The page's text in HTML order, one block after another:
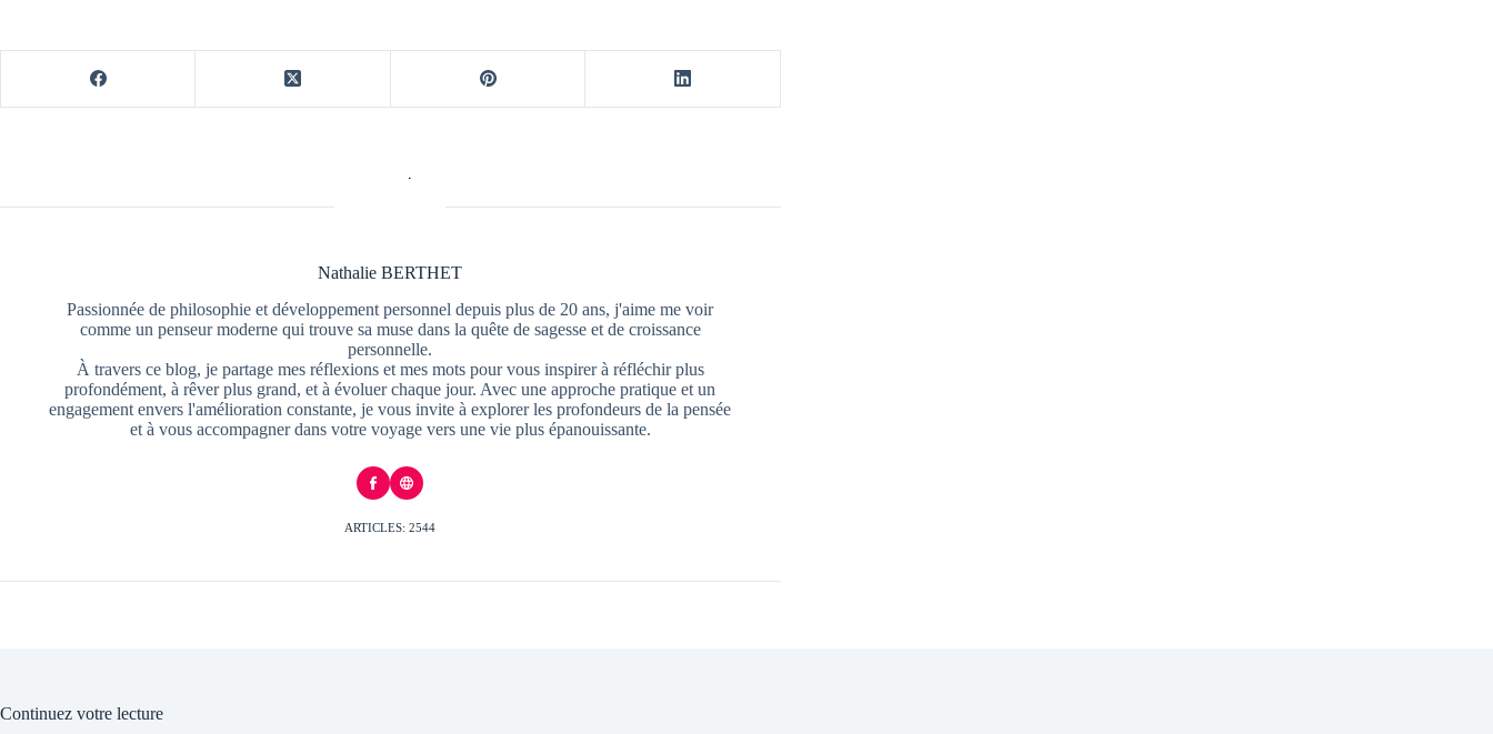
Nathalie BERTHET
Passionnée de philosophie et développement personnel depuis plus de 20 ans, j'aime me voir
comme un penseur moderne qui trouve sa muse dans la quête de sagesse et de croissance
personnelle.
À travers ce blog, je partage mes réflexions et mes mots pour vous inspirer à réfléchir plus
profondément, à rêver plus grand, et à évoluer chaque jour. Avec une approche pratique et un
engagement envers l'amélioration constante, je vous invite à explorer les profondeurs de la pensée
et à vous accompagner dans votre voyage vers une vie plus épanouissante.
ARTICLES: 2544
Continuez votre lecture